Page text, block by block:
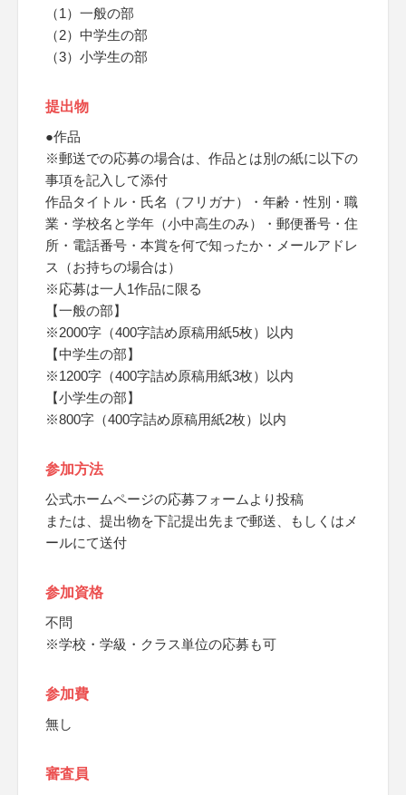
（1）一般の部
（2）中学生の部
（3）小学生の部
提出物
●作品
※郵送での応募の場合は、作品とは別の紙に以下の
事項を記入して添付
作品タイトル・氏名（フリガナ）・年齢・性別・職
業・学校名と学年（小中高生のみ）・郵便番号・住
所・電話番号・本賞を何で知ったか・メールアドレ
ス（お持ちの場合は）
※応募は一人1作品に限る
【一般の部】
※2000字（400字詰め原稿用紙5枚）以内
【中学生の部】
※1200字（400字詰め原稿用紙3枚）以内
【小学生の部】
※800字（400字詰め原稿用紙2枚）以内
参加方法
公式ホームページの応募フォームより投稿
または、提出物を下記提出先まで郵送、もしくはメ
ールにて送付
参加資格
不問
※学校・学級・クラス単位の応募も可
参加費
無し
審査員